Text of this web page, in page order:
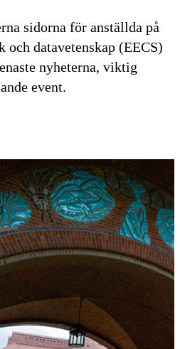
sidorna för anställda på
datavetenskap (EECS)
nyheterna, viktig
event.